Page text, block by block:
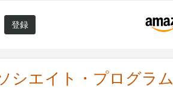
登録
シエイト・プログラ